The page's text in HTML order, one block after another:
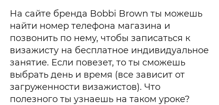
На сайте бренда Bobbi Brown ты можешь
найти номер телефона магазина и
позвонить по нему, чтобы записаться к
визажисту на бесплатное индивидуальное
занятие. Если повезет, то ты сможешь
выбрать день и время (все зависит от
загруженности визажистов). Что
полезного ты узнаешь на таком уроке?